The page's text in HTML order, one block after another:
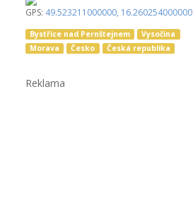
GPS: 49.523211000000, 16.260254000000
Bystřice nad Pernštejnem
Vysočina
Morava
Česko Česká republika
Reklama